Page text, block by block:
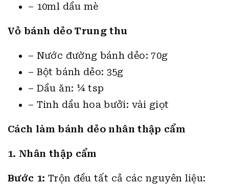
– 10ml dầu mè
Vỏ bánh dẻo Trung thu
– Nước đường bánh dẻo: 70g
– Bột bánh dẻo: 35g
– Dầu ăn: ¼ tsp
– Tinh dầu hoa bưởi: vài giọt
Cách làm bánh dẻo nhân thập cẩm
1. Nhân thập cẩm
Bước 1: Trộn đều tất cả các nguyên liệu: